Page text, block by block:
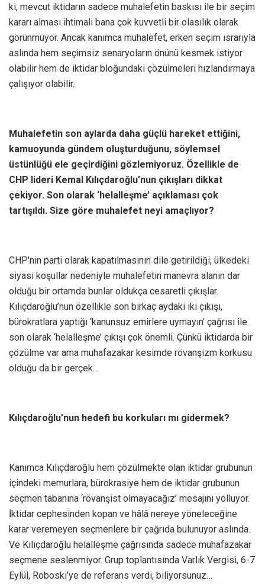
ki, mevcut iktidarın sadece muhalefetin baskısı ile bir seçim
kararı alması ihtimali bana çok kuvvetli bir olasılık olarak
görünmüyor. Ancak kanımca muhalefet, erken seçim ısrarıyla
aslında hem seçimsiz senaryoların önünü kesmek istiyor
olabilir hem de iktidar bloğundaki çözülmeleri hızlandırmaya
çalışıyor olabilir.
Muhalefetin son aylarda daha güçlü hareket ettiğini,
kamuoyunda gündem oluşturduğunu, söylemsel
üstünlüğü ele geçirdiğini gözlemiyoruz. Özellikle de
CHP lideri Kemal Kılıçdaroğlu’nun çıkışları dikkat
çekiyor. Son olarak ‘helalleşme’ açıklaması çok
tartışıldı. Size göre muhalefet neyi amaçlıyor?
CHP’nin parti olarak kapatılmasının dile getirildiği, ülkedeki
siyasi koşullar nedeniyle muhalefetin manevra alanın dar
olduğu bir ortamda bunlar oldukça cesaretli çıkışlar.
Kılıçdaroğlu’nun özellikle son birkaç aydaki iki çıkışı,
bürokratlara yaptığı ‘kanunsuz emirlere uymayın’ çağrısı ile
son olarak ‘helalleşme’ çıkışı çok önemli. Çünkü iktidarda bir
çözülme var ama muhafazakar kesimde rövanşizm korkusu
olduğu da bir gerçek…
Kılıçdaroğlu’nun hedefi bu korkuları mı gidermek?
Kanımca Kılıçdaroğlu hem çözülmekte olan iktidar grubunun
içindeki memurlara, bürokrasiye hem de iktidar grubunun
seçmen tabanına ‘rövanşist olmayacağız’ mesajını yolluyor.
İktidar cephesinden kopan ve hâlâ nereye yöneleceğine
karar veremeyen seçmenlere bir çağrıda bulunuyor aslında.
Ve Kılıçdaroğlu helalleşme çağrısında sadece muhafazakar
seçmene seslenmiyor. Grup toplantısında Varlık Vergisi, 6-7
Eylül, Roboski’ye de referans verdi, biliyorsunuz…